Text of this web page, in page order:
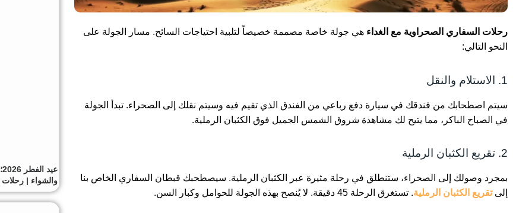
رحلات السفاري الصحراوية مع الغداء هي جولة خاصة مصممة خصيصاً لتلبية احتياجات السائح. مسار الجولة على
النحو التالي:
1. الاستلام والنقل
سيتم اصطحابك من فندقك في سيارة دفع رباعي من الفندق الذي تقيم فيه وسيتم نقلك إلى الصحراء. تبدأ الجولة
في الصباح الباكر، مما يتيح لك مشاهدة شروق الشمس الجميل فوق الكثبان الرملية.
2. تقريع الكثبان الرملية
بمجرد وصولك إلى الصحراء، ستنطلق في رحلة مثيرة عبر الكثبان الرملية. سيصطحبك قبطان السفاري الخاص بنا
إلىتقريع الكثبان الرملية. تستغرق الرحلة 45 دقيقة. لا يُنصح بهذه الجولة للحوامل وكبار السن.
والشواء |